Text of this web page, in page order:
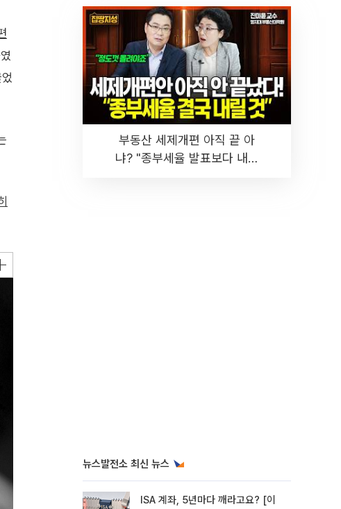
부동산 세제개편 아직 끝 아
냐? "종부세율 발표보다 내릴
뉴스발전소 최신 뉴스
ISA 계좌, 5년마다 깨라고요? [이